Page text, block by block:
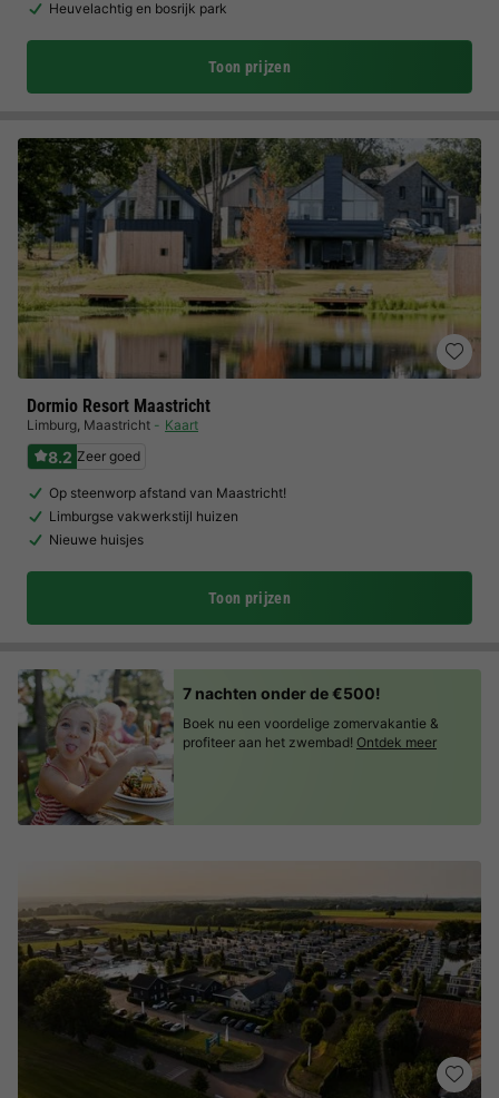
Heuvelachtig en bosrijk park
Toon prijzen
Dormio Resort Maastricht
Limburg, Maastricht Kaart
8.2 Zeer goed
Op steenworp afstand van Maastricht!
Limburgse vakwerkstijl huizen
Nieuwe huisjes
Toon prijzen
7 nachten onder de €500!
Boek nu een voordelige zomervakantie &
profiteer aan het zwembad! Ontdek meer